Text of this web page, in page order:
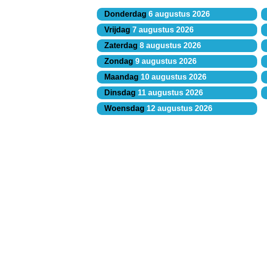
Donderdag 6 augustus 2026
Vrijdag 7 augustus 2026
Zaterdag 8 augustus 2026
Zondag 9 augustus 2026
Maandag 10 augustus 2026
Dinsdag 11 augustus 2026
Woensdag 12 augustus 2026